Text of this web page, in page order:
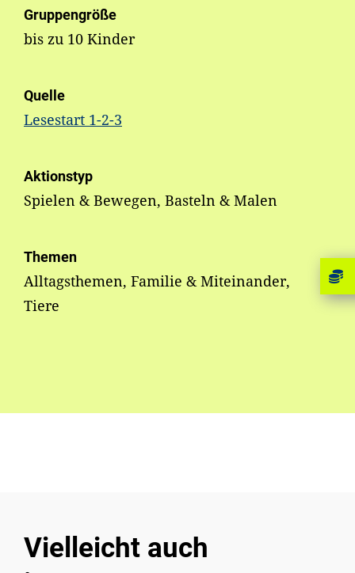
Gruppengröße
bis zu 10 Kinder
Quelle
Lesestart 1-2-3
Aktionstyp
Spielen & Bewegen, Basteln & Malen
Themen
Alltagsthemen, Familie & Miteinander,
Tiere
Vielleicht auch